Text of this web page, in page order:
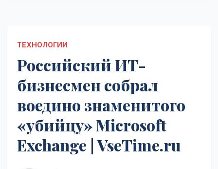
ТЕХНОЛОГИИ
Российский ИТ-
бизнесмен собрал
воедино знаменитого
«убийцу» Microsoft
Exchange | VseTime.ru